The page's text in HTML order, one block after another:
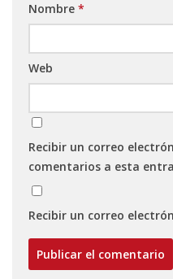
Nombre *
Web
Recibir un correo
comentarios a esta
Recibir un correo